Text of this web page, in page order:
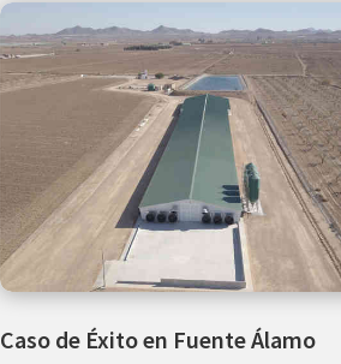
Caso de Éxito en Fuente Álamo